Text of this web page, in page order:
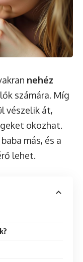
nehéz
számára. Míg
vészelik át,
okozhat.
más, és a
lehet.